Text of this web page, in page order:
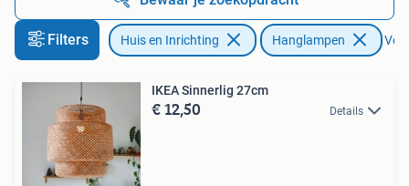
Filters Huis en Inrichting Hanglampen
IKEA Sinnerlig 27cm
€ 12,50 Details